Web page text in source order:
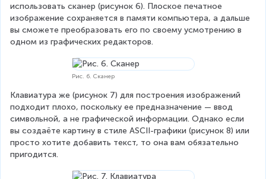
использовать сканер (рисунок 6). Плоское печатное
изображение сохраняется в памяти компьютера, а дальше
вы сможете преобразовать его по своему усмотрению в
одном из графических редакторов.
Рис. 6. Сканер
Клавиатура же (рисунок 7) для построения изображений
подходит плохо, поскольку ее предназначение — ввод
символьной, а не графической информации. Однако если
вы создаёте картину в стиле ASCII-графики (рисунок 8) или
просто хотите добавить текст, то она вам обязательно
пригодится.